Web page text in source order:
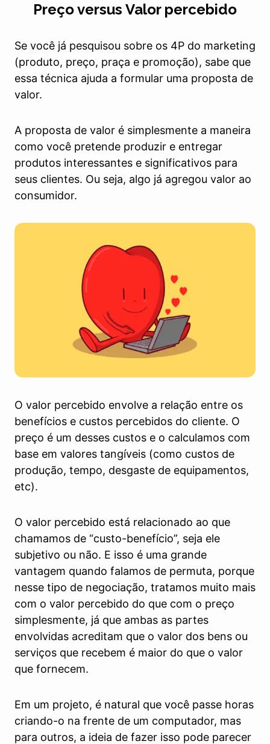
Preço versus Valor percebido
Se você já pesquisou sobre os 4P do marketing
(produto, preço, praça e promoção), sabe que
essa técnica ajuda a formular uma proposta de
valor.
A proposta de valor é simplesmente a maneira
como você pretende produzir e entregar
produtos interessantes e significativos para
seus clientes. Ou seja, algo já agregou valor ao
consumidor.
O valor percebido envolve a relação entre os
benefícios e custos percebidos do cliente. O
preço é um desses custos e o calculamos com
base em valores tangíveis (como custos de
produção, tempo, desgaste de equipamentos,
etc).
O valor percebido está relacionado ao que
chamamos de “custo-benefício”, seja ele
subjetivo ou não. E isso é uma grande
vantagem quando falamos de permuta, porque
nesse tipo de negociação, tratamos muito mais
com o valor percebido do que com o preço
simplesmente, já que ambas as partes
envolvidas acreditam que o valor dos bens ou
serviços que recebem é maior do que o valor
que fornecem.
Em um projeto, é natural que você passe horas
criando-o na frente de um computador, mas
para outros, a ideia de fazer isso pode parecer